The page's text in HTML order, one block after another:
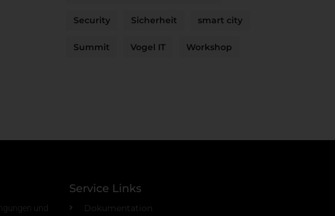
Security Sicherheit smart city
Summit Vogel IT Workshop
und
Service Links
Dokumentation